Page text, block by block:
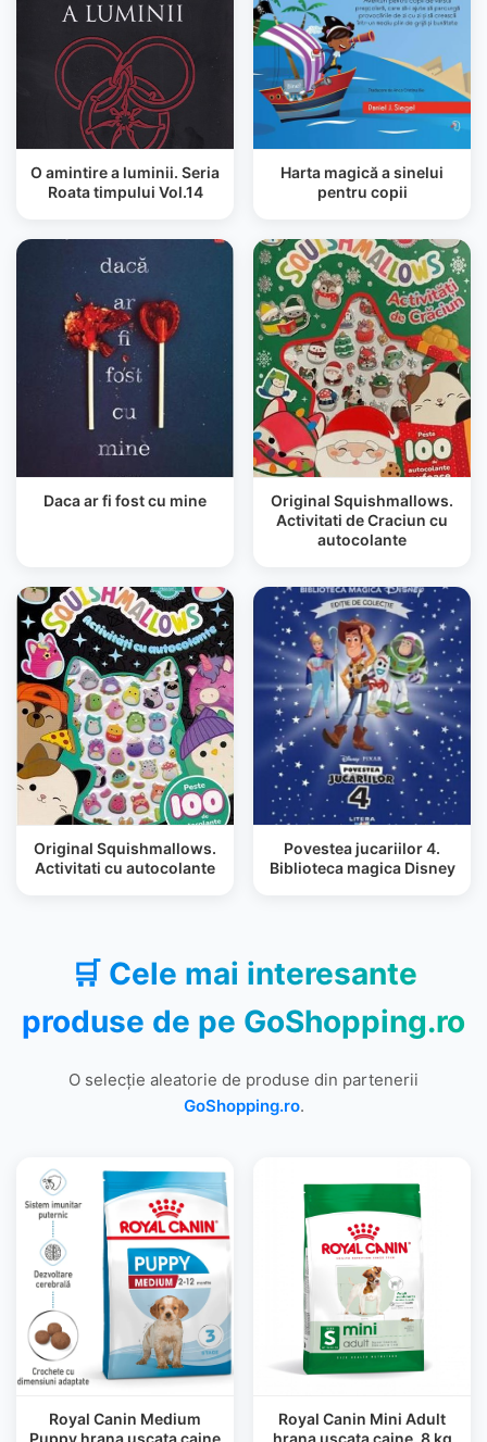
O amintire a luminii. Seria
Roata timpului Vol.14
Harta magică a sinelui
pentru copii
Daca ar fi fost cu mine
Original Squishmallows.
Activitati de Craciun cu
autocolante
Original Squishmallows.
Activitati cu autocolante
Povestea jucariilor 4.
Biblioteca magica Disney
🛒 Cele mai interesante
produse de pe GoShopping.ro
O selecție aleatorie de produse din partenerii
GoShopping.ro.
Royal Canin Medium
Puppy hrana uscata caine
Royal Canin Mini Adult
hrana uscata caine, 8 kg